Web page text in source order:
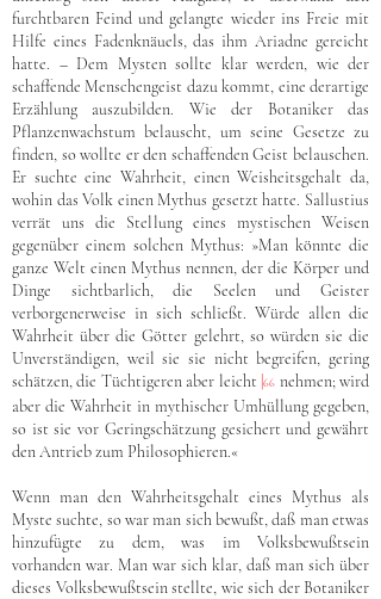
furchtbaren Feind und gelangte wieder ins Freie mit
Hilfe eines Fadenknäuels, das ihm Ariadne gereicht
hatte. – Dem Mysten sollte klar werden, wie der
schaffende Menschengeist dazu kommt, eine derartige
Erzählung auszubilden. Wie der Botaniker das
Pflanzenwachstum belauscht, um seine Gesetze zu
finden, so wollte er den schaffenden Geist belauschen.
Er suchte eine Wahrheit, einen Weisheitsgehalt da,
wohin das Volk einen Mythus gesetzt hatte. Sallustius
verrät uns die Stellung eines mystischen Weisen
gegenüber einem solchen Mythus: »Man könnte die
ganze Welt einen Mythus nennen, der die Körper und
Dinge sichtbarlich, die Seelen und Geister
verborgenerweise in sich schließt. Würde allen die
Wahrheit über die Götter gelehrt, so würden sie die
Unverständigen, weil sie sie nicht begreifen, gering
schätzen, die Tüchtigeren aber leicht |66 nehmen; wird
aber die Wahrheit in mythischer Umhüllung gegeben,
so ist sie vor Geringschätzung gesichert und gewährt
den Antrieb zum Philosophieren.«
Wenn man den Wahrheitsgehalt eines Mythus als
Myste suchte, so war man sich bewußt, daß man etwas
hinzufügte zu dem, was im Volksbewußtsein
vorhanden war. Man war sich klar, daß man sich über
dieses Volksbewußtsein stellte, wie sich der Botaniker